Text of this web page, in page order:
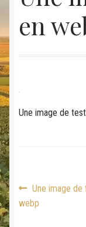
Contact
en
Une image de
de
Article
précédent :
Une image de
webp